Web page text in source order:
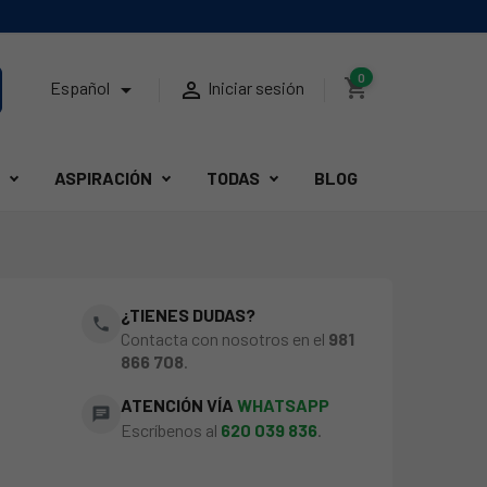
Español   Iniciar sesión shopping_cart
0
ASPIRACIÓN TODAS BLOG
phone
¿TIENES DUDAS?
Contacta con nosotros en el 981
866 708.
chat ATENCIÓN VÍAWHATSAPP
Escríbenos al 620 039 836